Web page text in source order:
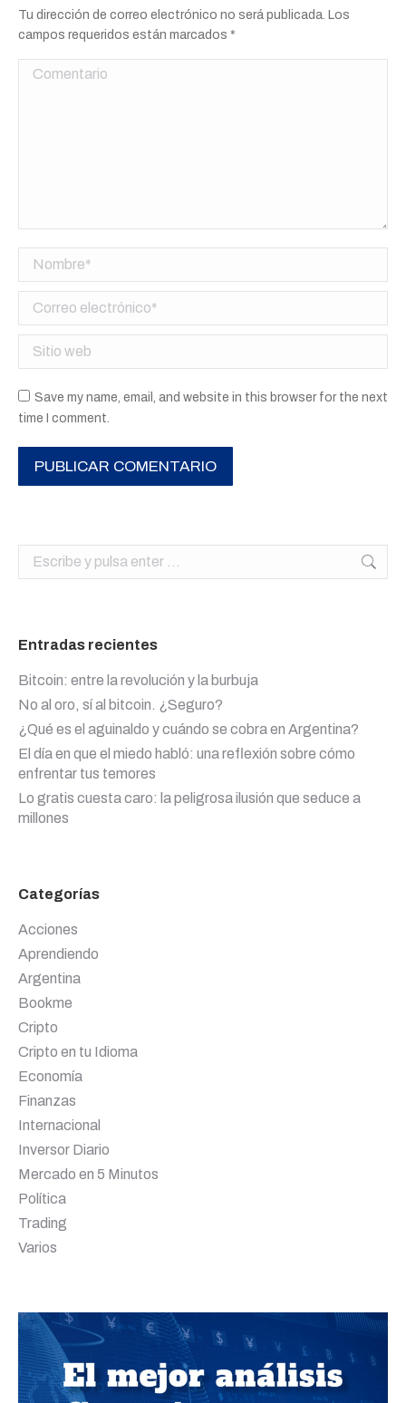
Tu dirección de correo electrónico no será publicada. Los
campos requeridos están marcados *
Comentario
Nombre *
Correo electrónico *
Sitio web
Save my name, email, and website in this browser for the next
time I comment.
PUBLICAR COMENTARIO
Buscar:
Entradas recientes
Bitcoin: entre la revolución y la burbuja
No al oro, sí al bitcoin. ¿Seguro?
¿Qué es el aguinaldo y cuándo se cobra en Argentina?
El día en que el miedo habló: una reflexión sobre cómo
enfrentar tus temores
Lo gratis cuesta caro: la peligrosa ilusión que seduce a
millones
Categorías
Acciones
Aprendiendo
Argentina
Bookme
Cripto
Cripto en tu Idioma
Economía
Finanzas
Internacional
Inversor Diario
Mercado en 5 Minutos
Política
Trading
Varios